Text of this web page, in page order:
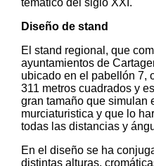
temático del siglo XXI.
Diseño de stand
El stand regional, que
ayuntamientos de
ubicado en el pabellón 7,
311 metros cuadrados y
gran tamaño que simulan
murciaturistica y que lo
todas las distancias y
En el diseño se ha
distintas alturas,